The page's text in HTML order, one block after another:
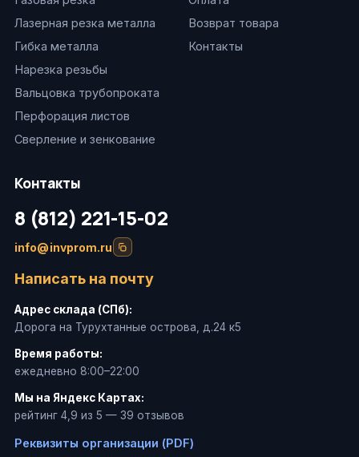
Лазерная резка металла
Гибка металла
Нарезка резьбы
Вальцовка трубопроката
Перфорация листов
Сверление и зенкование
Возврат товара
Контакты
Контакты
8 (812) 221-15-02
info@invprom.ru
Написать на почту
Адрес склада (СПб):
Дорога на Турухтанные острова, д.24 к5
Время работы:
ежедневно 8:00–22:00
Мы на Яндекс Картах:
рейтинг 4,9 из 5 — 39 отзывов
Реквизиты организации (PDF)